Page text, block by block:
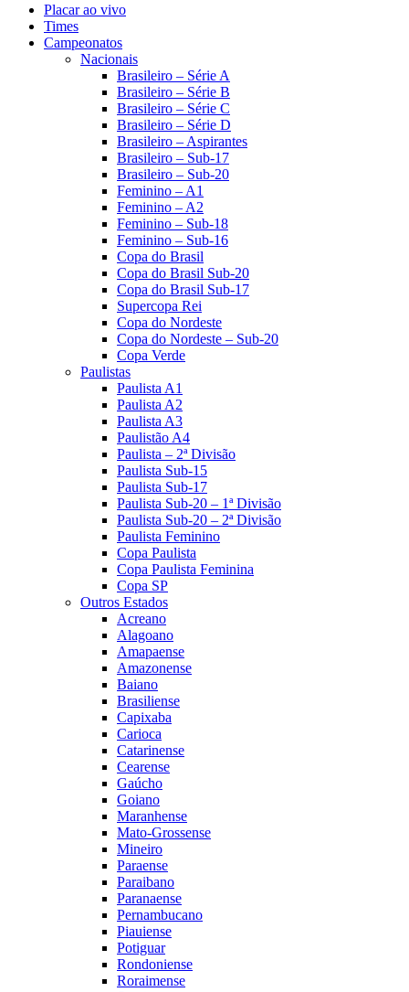
Placar ao vivo
Times
Campeonatos
Nacionais
Brasileiro – Série A
Brasileiro – Série B
Brasileiro – Série C
Brasileiro – Série D
Brasileiro – Aspirantes
Brasileiro – Sub-17
Brasileiro – Sub-20
Feminino – A1
Feminino – A2
Feminino – Sub-18
Feminino – Sub-16
Copa do Brasil
Copa do Brasil Sub-20
Copa do Brasil Sub-17
Supercopa Rei
Copa do Nordeste
Copa do Nordeste – Sub-20
Copa Verde
Paulistas
Paulista A1
Paulista A2
Paulista A3
Paulistão A4
Paulista – 2ª Divisão
Paulista Sub-15
Paulista Sub-17
Paulista Sub-20 – 1ª Divisão
Paulista Sub-20 – 2ª Divisão
Paulista Feminino
Copa Paulista
Copa Paulista Feminina
Copa SP
Outros Estados
Acreano
Alagoano
Amapaense
Amazonense
Baiano
Brasiliense
Capixaba
Carioca
Catarinense
Cearense
Gaúcho
Goiano
Maranhense
Mato-Grossense
Mineiro
Paraense
Paraibano
Paranaense
Pernambucano
Piauiense
Potiguar
Rondoniense
Roraimense